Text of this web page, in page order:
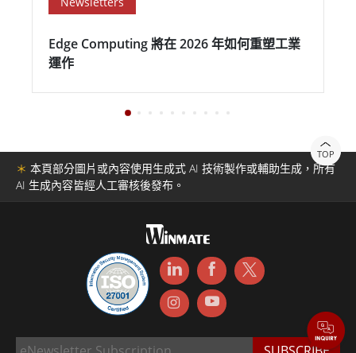
Edge Computing 將在 2026 年如何重塑工業
運作
TOP
＊ 本頁部分圖片或內容使用生成式 AI 技術製作或輔助生成，所有
AI 生成內容皆經人工審核後發布。